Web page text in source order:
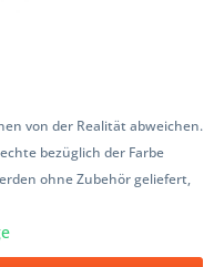
von der Realität abweichen.
bezüglich der Farbe
ohne Zubehör geliefert,